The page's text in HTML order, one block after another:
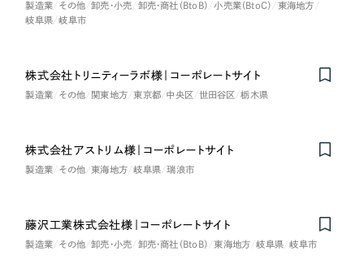
製造業 その他 卸売・小売 卸売・商社（BtoB） 小売業（BtoC）
東海地方
岐阜県
岐阜市
株式会社トリニティーラボ様｜コーポレートサイト
製造業 その他 関東地方 東京都 中央区 世田谷区 栃木県
株式会社アストリム様｜コーポレートサイト
製造業 その他 東海地方 岐阜県 瑞浪市
藤沢工業株式会社様｜コーポレートサイト
製造業 その他 卸売・小売 卸売・商社（BtoB） 東海地方 岐阜県 岐阜市